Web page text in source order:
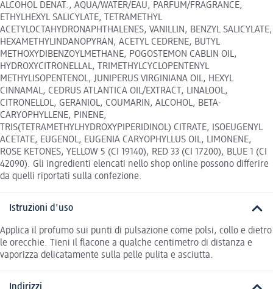
ALCOHOL DENAT., AQUA/WATER/EAU, PARFUM/FRAGRANCE,
ETHYLHEXYL SALICYLATE, TETRAMETHYL
ACETYLOCTAHYDRONAPHTHALENES, VANILLIN, BENZYL SALICYLATE,
HEXAMETHYLINDANOPYRAN, ACETYL CEDRENE, BUTYL
METHOXYDIBENZOYLMETHANE, POGOSTEMON CABLIN OIL,
HYDROXYCITRONELLAL, TRIMETHYLCYCLOPENTENYL
METHYLISOPENTENOL, JUNIPERUS VIRGINIANA OIL, HEXYL
CINNAMAL, CEDRUS ATLANTICA OIL/EXTRACT, LINALOOL,
CITRONELLOL, GERANIOL, COUMARIN, ALCOHOL, BETA-
CARYOPHYLLENE, PINENE,
TRIS(TETRAMETHYLHYDROXYPIPERIDINOL) CITRATE, ISOEUGENYL
ACETATE, EUGENOL, EUGENIA CARYOPHYLLUS OIL, LIMONENE,
ROSE KETONES, YELLOW 5 (CI 19140), RED 33 (CI 17200), BLUE 1 (CI
42090). Gli ingredienti elencati nello shop online possono differire
da quelli riportati sulla confezione.
Istruzioni d'uso
Applica il profumo sui punti di pulsazione come polsi, collo e dietro
le orecchie. Tieni il flacone a qualche centimetro di distanza e
vaporizza delicatamente sulla pelle pulita e asciutta.